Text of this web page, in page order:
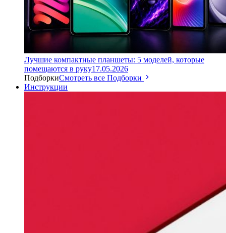
Лучшие компактные планшеты: 5 моделей, которые
помещаются в руку17.05.2026
ПодборкиСмотреть все Подборки
Инструкции